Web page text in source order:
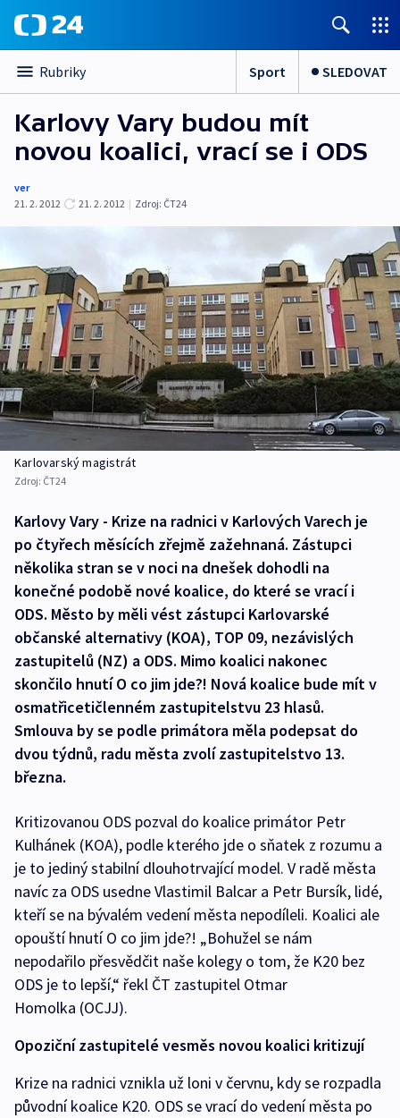
Rubriky Sport SLEDOVAT
Karlovy Vary budou mít
novou koalici, vrací se i ODS
ver
21. 2. 2012
21. 2. 2012 | Zdroj: ČT24
Karlovarský magistrát
Zdroj: ČT24
Karlovy Vary - Krize na radnici v Karlových Varech je
po čtyřech měsících zřejmě zažehnaná. Zástupci
několika stran se v noci na dnešek dohodli na
konečné podobě nové koalice, do které se vrací i
ODS. Město by měli vést zástupci Karlovarské
občanské alternativy (KOA), TOP 09, nezávislých
zastupitelů (NZ) a ODS. Mimo koalici nakonec
skončilo hnutí O co jim jde?! Nová koalice bude mít v
osmatřicetičlenném zastupitelstvu 23 hlasů.
Smlouva by se podle primátora měla podepsat do
dvou týdnů, radu města zvolí zastupitelstvo 13.
března.
Kritizovanou ODS pozval do koalice primátor Petr
Kulhánek (KOA), podle kterého jde o sňatek z rozumu a
je to jediný stabilní dlouhotrvající model. V radě města
navíc za ODS usedne Vlastimil Balcar a Petr Bursík, lidé,
kteří se na bývalém vedení města nepodíleli. Koalici ale
opouští hnutí O co jim jde?! „Bohužel se nám
nepodařilo přesvědčit naše kolegy o tom, že K20 bez
ODS je to lepší,“ řekl ČT zastupitel Otmar
Homolka (OCJJ).
Opoziční zastupitelé vesměs novou koalici kritizují
Krize na radnici vznikla už loni v červnu, kdy se rozpadla
původní koalice K20. ODS se vrací do vedení města po